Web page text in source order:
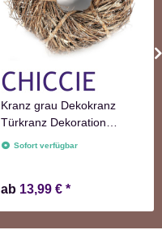
Kranz grau Dekokranz
Türkranz Dekoration
Wanddekoration
Sofort verfügbar
ab 13,99 € *